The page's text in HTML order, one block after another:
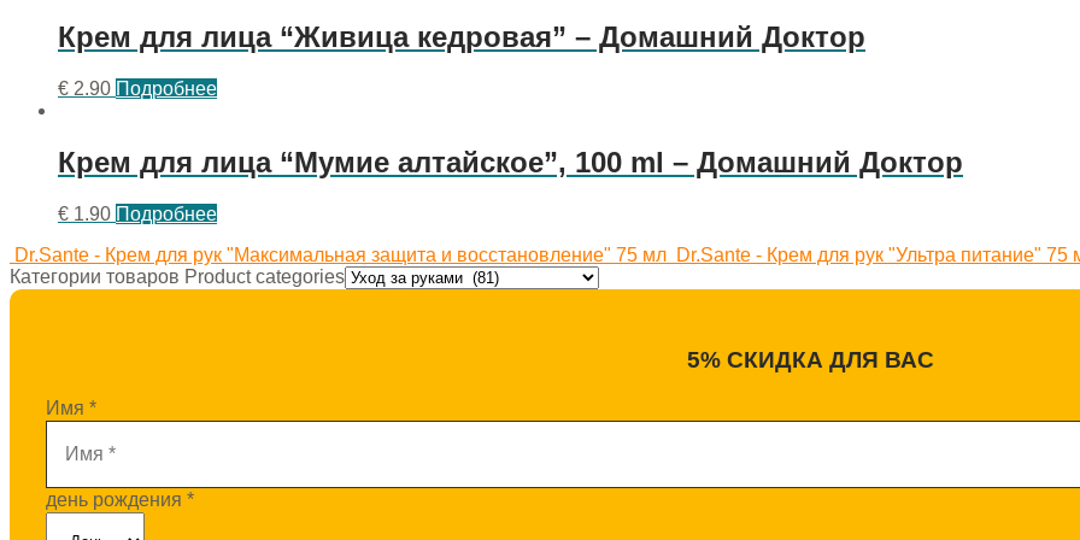
Крем для лица “Живица кедровая” – Домашний Доктор
€ 2.90 Подробнее
Крем для лица “Мумие алтайское”, 100 ml – Домашний Доктор
€ 1.90 Подробнее
Dr.Sante - Крем для рук "Максимальная защита и восстановление" 75 мл Dr.Sante - Крем для рук "Ультра питание" 75
Категории товаров Product categories
5% СКИДКА ДЛЯ ВАС
Имя *
день рождения *